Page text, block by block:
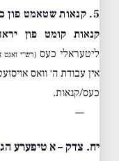
5. קנאות שטאמט פון כעס, נישט פון אהבה
קנאות קומט פון
ליטעראלי כעס (רש״י זאגט
אין עבודת ה׳ וואס
כעס/קנאות.
—
יח. צדק – א טיפערע